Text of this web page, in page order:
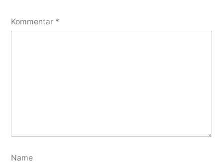
Kommentar *
Name